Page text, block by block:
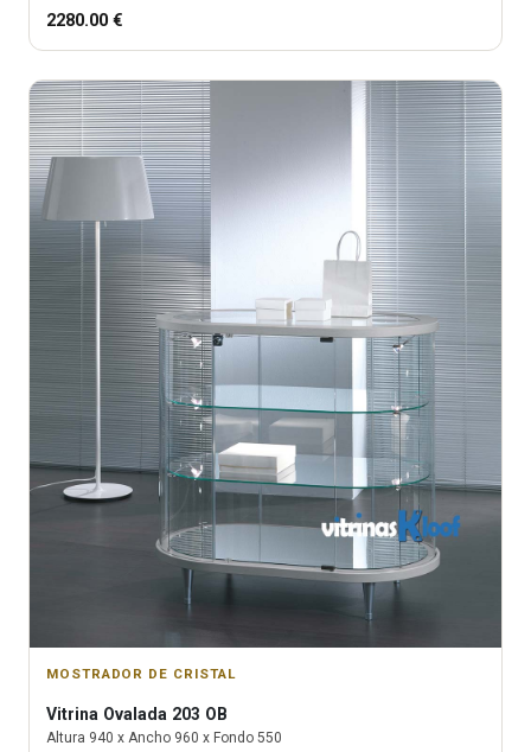
2280.00 €
MOSTRADOR DE CRISTAL
Vitrina Ovalada 203 OB
Altura 940 x Ancho 960 x Fondo 550